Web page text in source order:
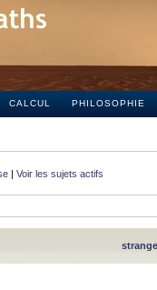
CALCUL PHILOSOPHIE
| Voir les sujets actifs